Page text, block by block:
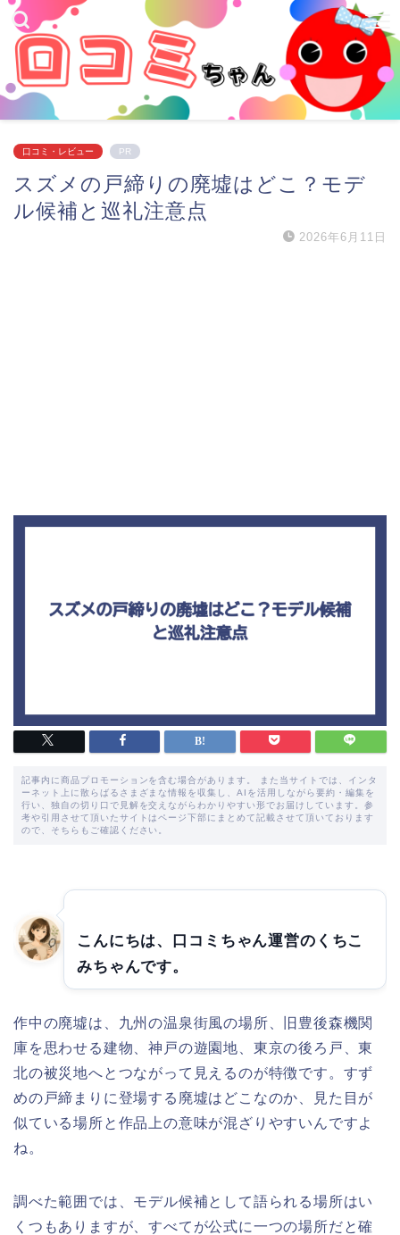
口コミ・レビュー PR
スズメの戸締りの廃墟はどこ？モデ
ル候補と巡礼注意点
2026年6月11日
記事内に商品プロモーションを含む場合があります。 また当サイトでは、インタ
ーネット上に散らばるさまざまな情報を収集し、AIを活用しながら要約・編集を
行い、独自の切り口で見解を交えながらわかりやすい形でお届けしています。参
考や引用させて頂いたサイトはページ下部にまとめて記載させて頂いております
ので、そちらもご確認ください。
こんにちは、口コミちゃん運営のくちこ
みちゃんです。
作中の廃墟は、九州の温泉街風の場所、旧豊後森機関
庫を思わせる建物、神戸の遊園地、東京の後ろ戸、東
北の被災地へとつながって見えるのが特徴です。すず
めの戸締まりに登場する廃墟はどこなのか、見た目が
似ている場所と作品上の意味が混ざりやすいんですよ
ね。
調べた範囲では、モデル候補として語られる場所はい
くつもありますが、すべてが公式に一つの場所だと確